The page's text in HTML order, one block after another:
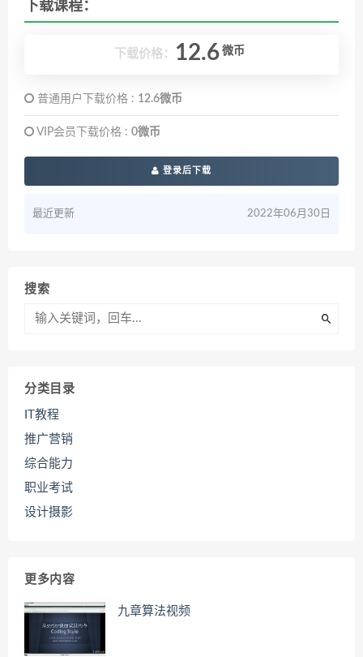
下载课程：
下载价格： 12.6 微币
普通用户下载价格 : 12.6微币
VIP会员下载价格 : 0微币
登录后下载
最近更新 2022年06月30日
搜索
分类目录
IT教程
推广营销
综合能力
职业考试
设计摄影
更多内容
九章算法视频